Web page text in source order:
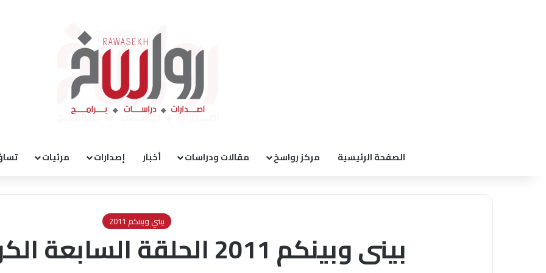
الصفحة الرئيسية مركز رواسخ مقالات ودراسات أخبار إصدارات مرئيات
بيني وبينكم 2011
بينى وبينكم 2011 الحلقة السابعة الكون المدهش